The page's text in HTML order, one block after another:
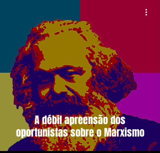
A débil apreensão dos
oportunistas sobre o Marxismo